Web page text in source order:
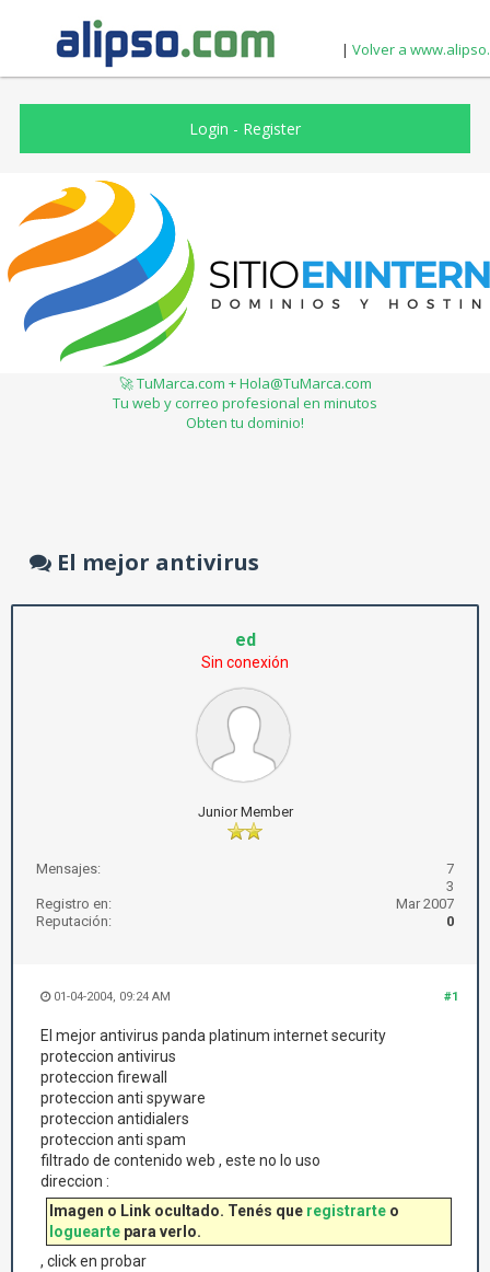
| Volver a
Login - Register
🚀 TuMarca.com + Hola@TuMarca.com
Tu web y correo profesional en minutos
Obten tu dominio!
El mejor antivirus
ed
Sin conexión
Junior Member
Mensajes:
7
3
Registro en:
Mar 2007
Reputación:
0
#1
01-04-2004, 09:24 AM
El mejor antivirus panda platinum internet security
proteccion antivirus
proteccion firewall
proteccion anti spyware
proteccion antidialers
proteccion anti spam
filtrado de contenido web , este no lo uso
direccion :
Imagen o Link ocultado. Tenés que registrarte o
loguearte para verlo.
, click en probar